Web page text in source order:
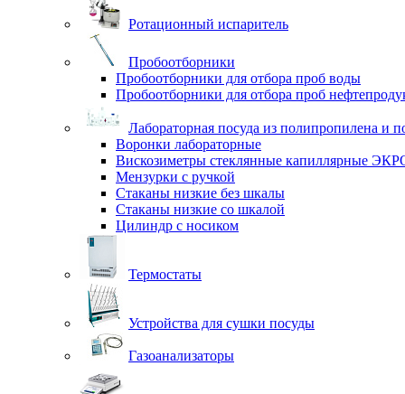
Ротационный испаритель
Пробоотборники
Пробоотборники для отбора проб воды
Пробоотборники для отбора проб
Лабораторная посуда из полипропилена и
Воронки лабораторные
Вискозиметры стеклянные капиллярные
Мензурки с ручкой
Стаканы низкие без шкалы
Стаканы низкие со шкалой
Цилиндр с носиком
Термостаты
Устройства для сушки посуды
Газоанализаторы